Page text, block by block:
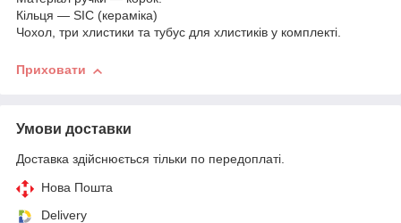
Кільця — SIC (кераміка)
Чохол, три хлистики та тубус для хлистиків у комплекті.
Приховати
Умови доставки
Доставка здійснюється тільки по передоплаті.
Нова Пошта
Delivery